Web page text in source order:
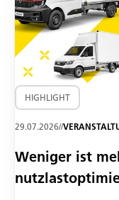
HIGHLIGHT
29.07.2026//
Weniger ist